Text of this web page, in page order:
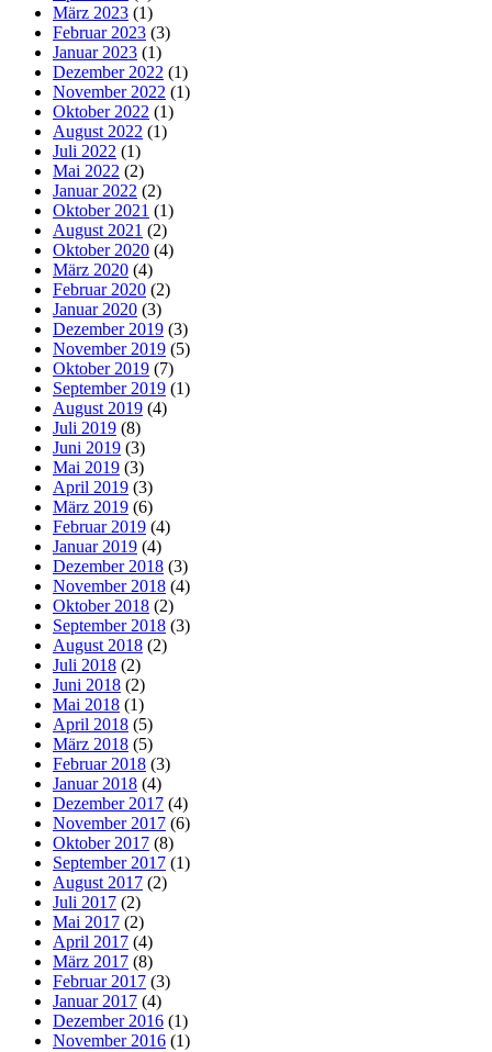
März 2023 (1)
Februar 2023 (3)
Januar 2023 (1)
Dezember 2022 (1)
November 2022 (1)
Oktober 2022 (1)
August 2022 (1)
Juli 2022 (1)
Mai 2022 (2)
Januar 2022 (2)
Oktober 2021 (1)
August 2021 (2)
Oktober 2020 (4)
März 2020 (4)
Februar 2020 (2)
Januar 2020 (3)
Dezember 2019 (3)
November 2019 (5)
Oktober 2019 (7)
September 2019 (1)
August 2019 (4)
Juli 2019 (8)
Juni 2019 (3)
Mai 2019 (3)
April 2019 (3)
März 2019 (6)
Februar 2019 (4)
Januar 2019 (4)
Dezember 2018 (3)
November 2018 (4)
Oktober 2018 (2)
September 2018 (3)
August 2018 (2)
Juli 2018 (2)
Juni 2018 (2)
Mai 2018 (1)
April 2018 (5)
März 2018 (5)
Februar 2018 (3)
Januar 2018 (4)
Dezember 2017 (4)
November 2017 (6)
Oktober 2017 (8)
September 2017 (1)
August 2017 (2)
Juli 2017 (2)
Mai 2017 (2)
April 2017 (4)
März 2017 (8)
Februar 2017 (3)
Januar 2017 (4)
Dezember 2016 (1)
November 2016 (1)